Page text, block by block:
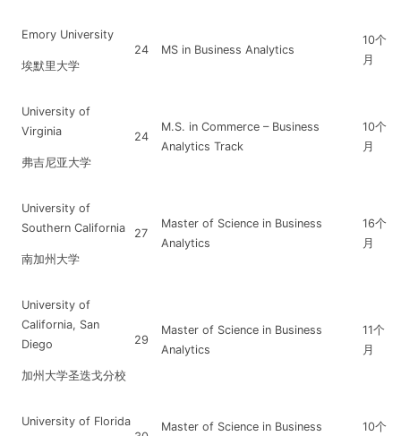
Emory University
埃默里大学
24 MS in Business Analytics
10个
月
University of
Virginia
弗吉尼亚大学
24
M.S. in Commerce – Business
Analytics Track
10个
月
University of
Southern California
南加州大学
27
Master of Science in Business
Analytics
16个
月
University of
California, San
Diego
加州大学圣迭戈分校
29
Master of Science in Business
Analytics
11个
月
University of Florida
Master of Science in Business 10个